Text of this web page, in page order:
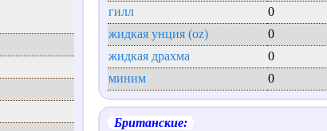
гилл
0
жидкая унция (oz)
0
жидкая драхма
0
миним
0
Британские: